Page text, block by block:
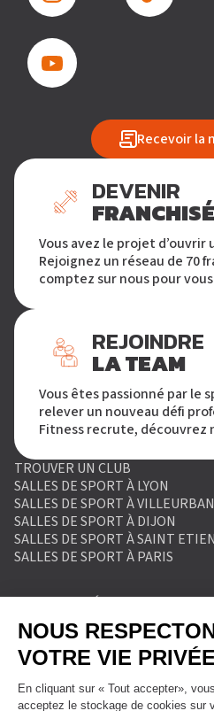
Recevoir la
DEVENIR
FRANCHISÉ
Vous avez le projet d’ouvrir
Rejoignez un réseau de 70
comptez sur nous pour
REJOINDRE
LA TEAM
Vous êtes passionné par le
relever un nouveau défi
Fitness recrute, découvrez
TROUVER UN CLUB
SALLES DE SPORT À LYON
SALLES DE SPORT À
SALLES DE SPORT À DIJON
SALLES DE SPORT À SAINT
SALLES DE SPORT À PARIS
MENTIONS LÉGALES
POLITIQUE DE PROTECTION
POLITIQUE COOKIES
CONDITIONS GÉNÉRALES DE
FORMULAIRE DE RETRACTATION